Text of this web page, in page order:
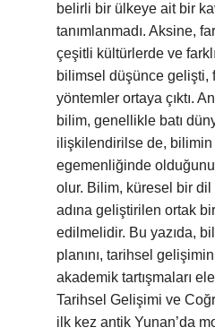
belirli bir ülkeye ait bir
tanımlanmadı. Aksine,
çeşitli kültürlerde ve
bilimsel düşünce gelişti,
yöntemler ortaya çıktı.
bilim, genellikle batı
ilişkilendirilse de,
egemenliğinde olduğunu
olur. Bilim, küresel bir dil
adına geliştirilen ortak
edilmelidir. Bu yazıda,
planını, tarihsel
akademik tartışmaları
Tarihsel Gelişimi ve
ilk kez antik Yunan’da